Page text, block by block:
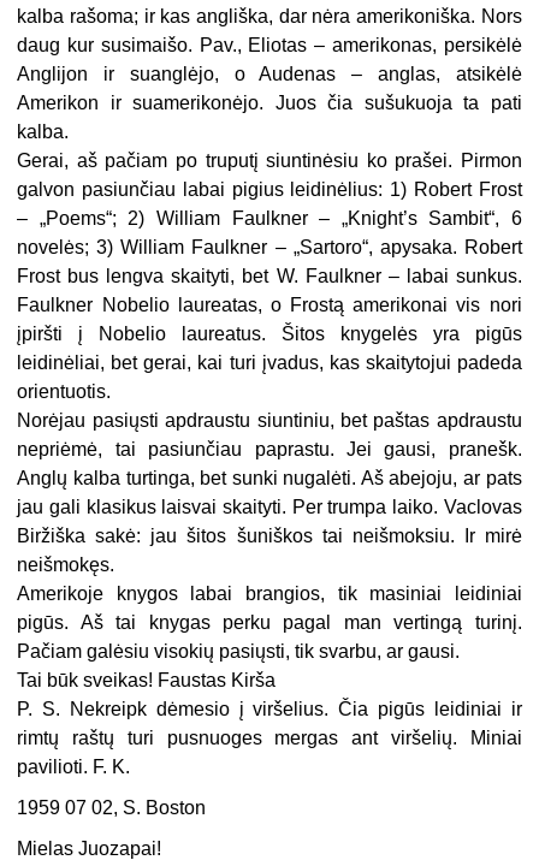
kalba rašoma; ir kas angliška, dar nėra amerikoniška. Nors
daug kur susimaišo. Pav., Eliotas – amerikonas, persikėlė
Anglijon ir suanglėjo, o Audenas – anglas, atsikėlė
Amerikon ir suamerikonėjo. Juos čia sušukuoja ta pati
kalba.
Gerai, aš pačiam po truputį siuntinėsiu ko prašei. Pirmon
galvon pasiunčiau labai pigius leidinėlius: 1) Robert Frost
– „Poems“; 2) William Faulkner – „Knight’s Sambit“, 6
novelės; 3) William Faulkner – „Sartoro“, apysaka. Robert
Frost bus lengva skaityti, bet W. Faulkner – labai sunkus.
Faulkner Nobelio laureatas, o Frostą amerikonai vis nori
įpiršti į Nobelio laureatus. Šitos knygelės yra pigūs
leidinėliai, bet gerai, kai turi įvadus, kas skaitytojui padeda
orientuotis.
Norėjau pasiųsti apdraustu siuntiniu, bet paštas apdraustu
nepriėmė, tai pasiunčiau paprastu. Jei gausi, pranešk.
Anglų kalba turtinga, bet sunki nugalėti. Aš abejoju, ar pats
jau gali klasikus laisvai skaityti. Per trumpa laiko. Vaclovas
Biržiška sakė: jau šitos šuniškos tai neišmoksiu. Ir mirė
neišmokęs.
Amerikoje knygos labai brangios, tik masiniai leidiniai
pigūs. Aš tai knygas perku pagal man vertingą turinį.
Pačiam galėsiu visokių pasiųsti, tik svarbu, ar gausi.
Tai būk sveikas! Faustas Kirša
P. S. Nekreipk dėmesio į viršelius. Čia pigūs leidiniai ir
rimtų raštų turi pusnuoges mergas ant viršelių. Miniai
pavilioti. F. K.
1959 07 02, S. Boston
Mielas Juozapai!